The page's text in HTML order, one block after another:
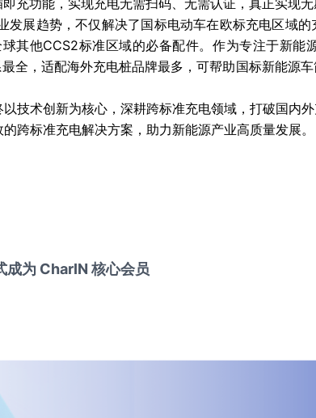
展趋势，不仅解决了国标电动车在欧标充电区域
其他CCS2标准区域的必备配件。作为专注于新能
全，适配海外充电桩品牌最多，可帮助国标新能源
技术创新为核心，深耕跨标准充电领域，打破国内
跨标准充电解决方案，助力新能源产业高质量发展。
为 CharIN 核心会员